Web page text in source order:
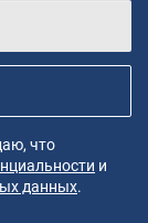
что
и
данных.